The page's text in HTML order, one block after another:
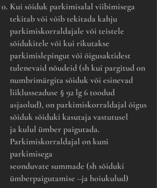
Kui sõiduk parkimisalal viibimisega
tekitab või võib tekitada kahju
parkimiskorraldajale või teistele
sõidukitele või kui rikutakse
parkimislepingut või õigusaktidest
tulenevaid nõudeid (sh kui pargitud on
numbrimärgita sõiduk või esinevad
liiklusseaduse § 92 lg 6 toodud
asjaolud), on parkimiskorraldajal õigus
sõiduk sõiduki kasutaja vastutusel
ja kulul ümber paigutada.
Parkimiskorraldajal on kuni
parkimisega
seonduvate summade (sh sõiduki
ümberpaigutamise –ja hoiukulud)